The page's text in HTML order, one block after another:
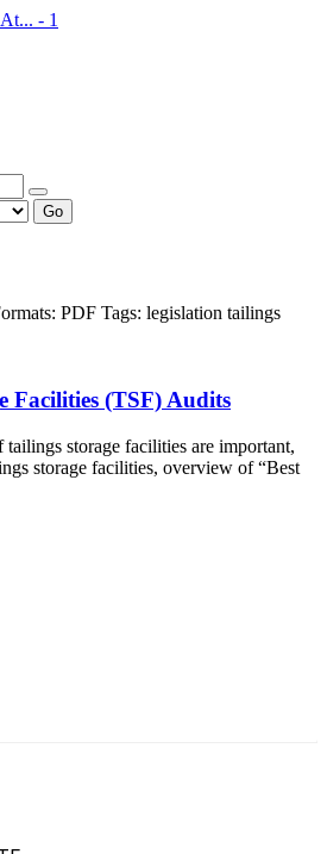
- 1
Go
PDF Tags: legislation tailings
Facilities (TSF) Audits
storage facilities are important,
storage facilities, overview of “Best